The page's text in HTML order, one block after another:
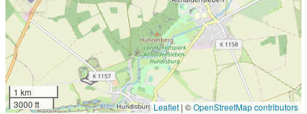
1 km
3000 ft
Leaflet | ©OpenStreetMap contributors